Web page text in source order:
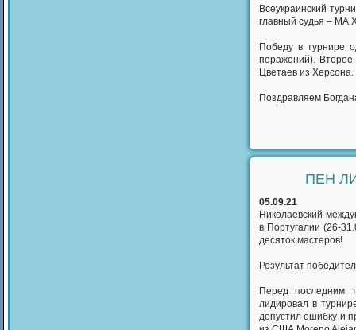
Всеукраинский
главный судья – МА
Победу в турнире
поражений).
Цветаев из
Поздравляем
ПЕН
05.09.21
Николаевский
в Португалии (26-
десяток мастеров!
Результат
Перед последним
лидировал в
допустил ошибку и